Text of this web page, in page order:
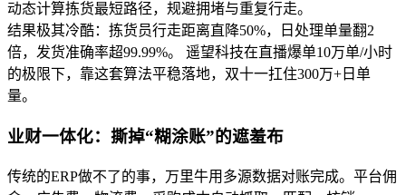
动态计算拣货最短路径，规避拥堵与重复行走。
结果极其冷酷：拣货员行走距离直降50%，日处理单量翻2
倍，发货准确率超99.99%。 遥望科技在直播爆单10万单/小时
的极限下，靠这套算法平稳落地，双十一扛住300万+日单
量。
业财一体化：撕掉“糊涂账”的遮羞布
传统的ERP做不了的事，万里牛用多源数据对账完成。平台佣